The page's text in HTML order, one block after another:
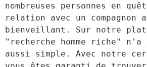
nombreuses personnes en
relation avec un compagnon
bienveillant. Sur notre
"recherche homme riche" n'a
aussi simple. Avec notre